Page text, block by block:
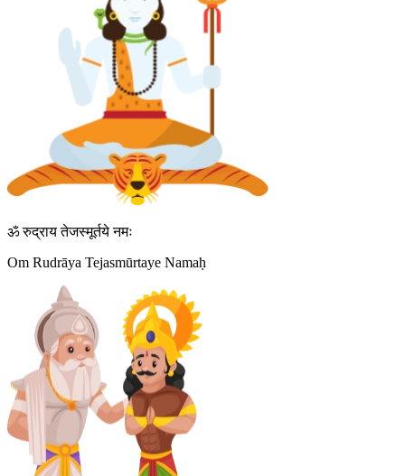
ॐ रुद्राय तेजस्मूर्तये नमः
Om Rudrāya Tejasmūrtaye Namaḥ